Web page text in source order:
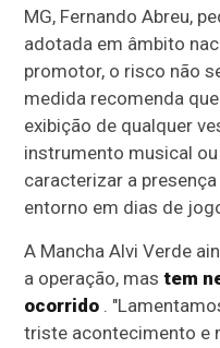
MG, Fernando Abreu,
adotada em âmbito
promotor, o risco não
medida recomenda
exibição de qualquer
instrumento musical
caracterizar a
entorno em dias de
A Mancha Alvi Verde
a operação, mastem
ocorrido .
triste acontecimento e